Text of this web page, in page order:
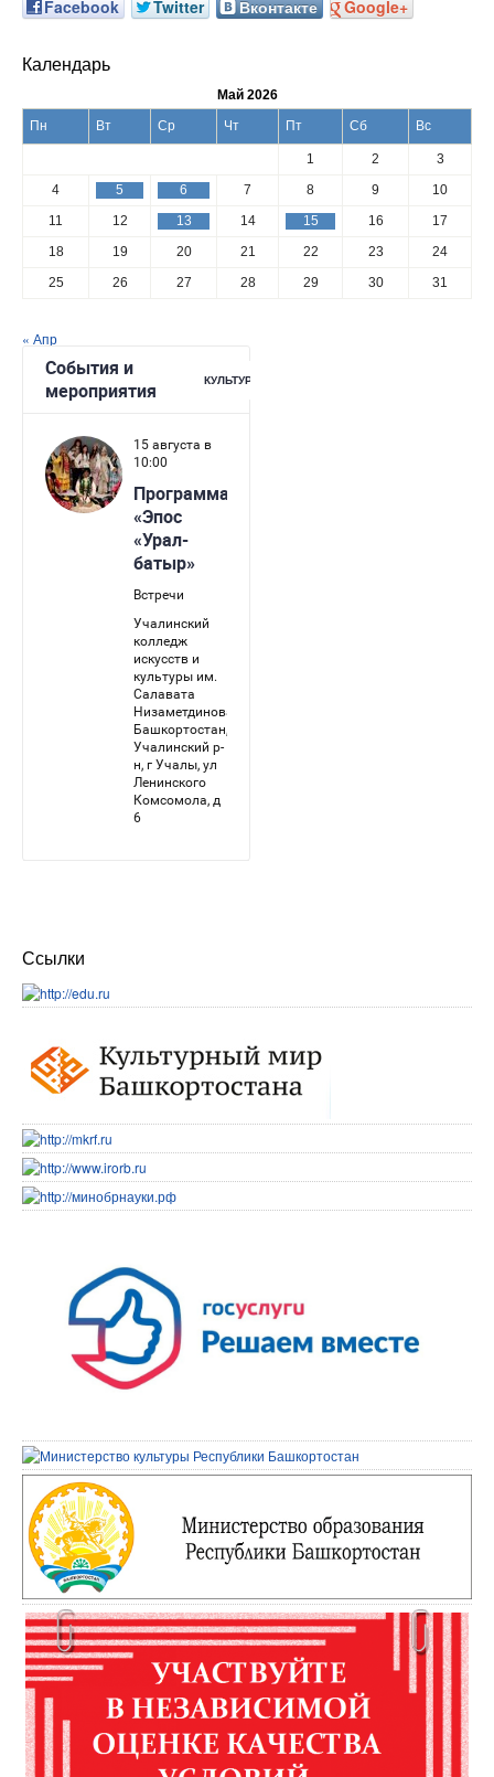
Facebook Twitter Вконтакте Google+
Календарь
Май 2026
Пн
Вт Ср Чт Пт Сб Вс
1 2
3
4
5 6 7 8 9
10
11
12 13 14 15 16
17
18
19 20 21 22 23
24
25
26 27 28 29 30 31
« Апр
Ссылки